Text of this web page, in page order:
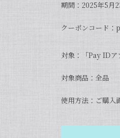
期間：2025年5月
クーポンコード
対象：「Pay IDア
対象商品：全品
使用方法：ご購入